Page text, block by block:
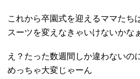
これから卒園式を迎えるママたち
スーツを変えなきゃいけないかな
え？たった数週間しか違わないの
めっちゃ大変じゃーん